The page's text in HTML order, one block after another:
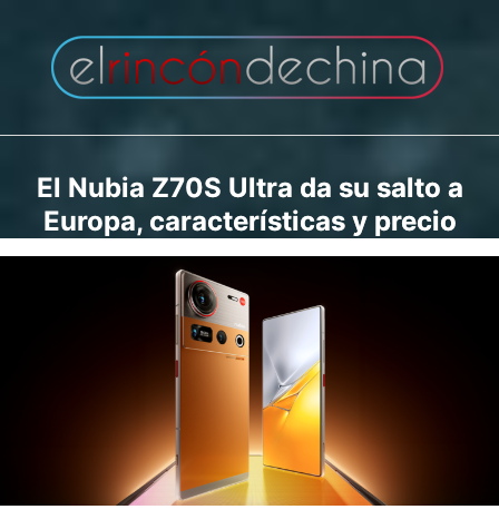
contenido
El Nubia Z70S Ultra da su salto a
Europa, características y precio